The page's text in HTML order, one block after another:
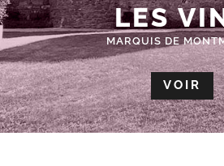
LES
MARQUIS DE
VOIR